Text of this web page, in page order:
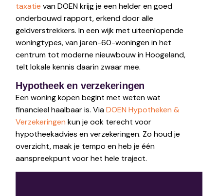
taxatie van DOEN krijg je een helder en goed
onderbouwd rapport, erkend door alle
geldverstrekkers. In een wijk met uiteenlopende
woningtypes, van jaren-60-woningen in het
centrum tot moderne nieuwbouw in Hoogeland,
telt lokale kennis daarin zwaar mee.
Hypotheek en verzekeringen
Een woning kopen begint met weten wat
financieel haalbaar is. ViaDOEN Hypotheken &
Verzekeringen kun je ook terecht voor
hypotheekadvies en verzekeringen. Zo houd je
overzicht, maak je tempo en heb je één
aanspreekpunt voor het hele traject.